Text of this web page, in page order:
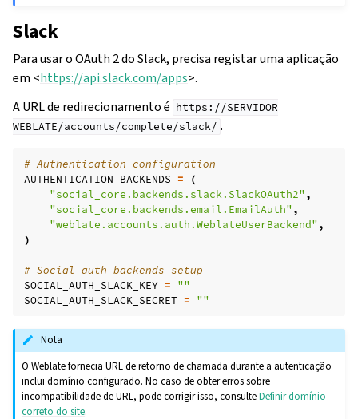
Slack
Para usar o OAuth 2 do Slack, precisa registar uma aplicação
em <https://api.slack.com/apps>.
A URL de redirecionamento é https://SERVIDOR
WEBLATE/accounts/complete/slack/ .
# Authentication configuration
AUTHENTICATION_BACKENDS =
(
"social_core.backends.slack.SlackOAuth2",
"social_core.backends.email.EmailAuth",
"weblate.accounts.auth.WeblateUserBackend",
)
# Social auth backends setup
SOCIAL_AUTH_SLACK_KEY = ""
SOCIAL_AUTH_SLACK_SECRET = ""
Nota
O Weblate fornecia URL de retorno de chamada durante a autenticação
inclui domínio configurado. No caso de obter erros sobre
incompatibilidade de URL, pode corrigir isso, consulteDefinir domínio
correto do site.